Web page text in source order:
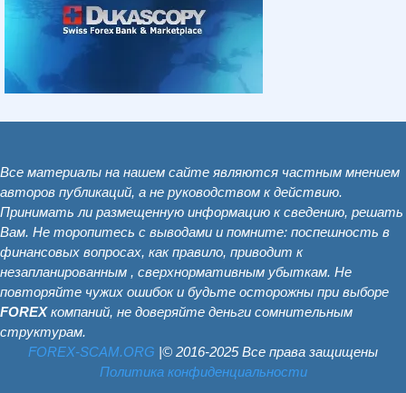
Все материалы на нашем сайте являются частным мнением
авторов публикаций, а не руководством к действию.
Принимать ли размещенную информацию к сведению, решать
Вам. Не торопитесь с выводами и помните: поспешность в
финансовых вопросах, как правило, приводит к
незапланированным , сверхнормативным убыткам. Не
повторяйте чужих ошибок и будьте осторожны при выборе
FOREXкомпаний, не доверяйте деньги сомнительным
структурам.
FOREX-SCAM.ОRG |© 2016-2025 Все права защищены
Политика конфиденциальности